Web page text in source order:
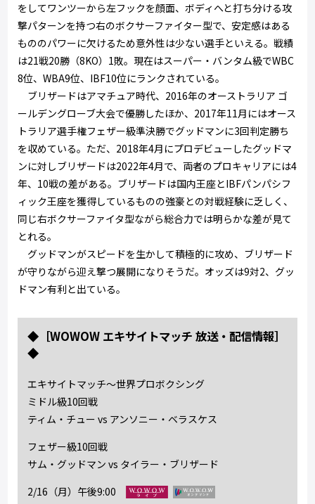
をしてワンツーから左フックを顔面、ボディへと打ち分ける攻
撃パターンを持つ右のボクサーファイター型で、安定感はある
もののパワーに欠けるため意外性は少ない選手といえる。戦績
は21戦20勝（8KO）1敗。現在はスーパー・バンタム級でWBC
8位、WBA9位、IBF10位にランクされている。
ブリザードはアマチュア時代、2016年のオーストラリア ゴ
ールデングローブ大会で優勝したほか、2017年11月にはオース
トラリア選手権フェザー級準決勝でグッドマンに3回判定勝ち
を収めている。ただ、2018年4月にプロデビューしたグッドマ
ンに対しブリザードは2022年4月で、両者のプロキャリアには4
年、10戦の差がある。ブリザードは国内王座とIBFパンパシフ
ィック王座を獲得しているものの強豪との対戦経験に乏しく、
同じ右ボクサーファイタ型ながら総合力では明らかな差が見て
とれる。
グッドマンがスピードを生かして積極的に攻め、ブリザード
が守りながら迎え撃つ展開になりそうだ。オッズは9対2、グッ
ドマン有利と出ている。
◆［WOWOW エキサイトマッチ 放送・配信情報］
◆
エキサイトマッチ～世界プロボクシング
ミドル級10回戦
ティム・チュー vs アンソニー・ベラスケス
フェザー級10回戦
サム・グッドマン vs タイラー・ブリザード
2/16（月）午後9:00